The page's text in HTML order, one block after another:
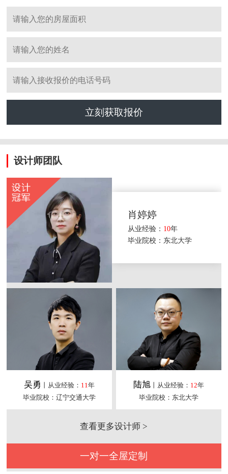
立刻获取报价
设计师团队
肖婷婷
从业经验： 10年
毕业院校：东北大学
吴勇 丨从业经验： 11年
毕业院校：辽宁交通大学
陆旭丨从业经验： 12年
毕业院校：东北大学
查看更多设计师 >
一对一全屋定制